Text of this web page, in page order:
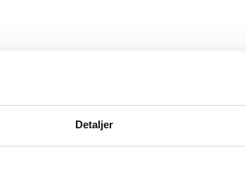
Detaljer
til alle danske
Kontakt os